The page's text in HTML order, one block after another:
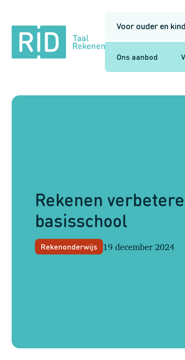
RID
Taal
Rekenen
Voor ouder en kind
Ons aanbod
Rekenen
basisschool
Rekenonderwijs 19 december 2024